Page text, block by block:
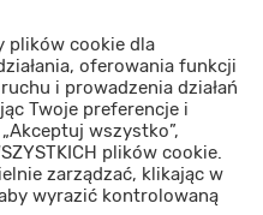
MIASTA
plików cookie dla
oferowania funkcji
i prowadzenia działań
Twoje preferencje i
wszystko”,
plików cookie.
zarządzać, klikając w
wyrazić kontrolowaną